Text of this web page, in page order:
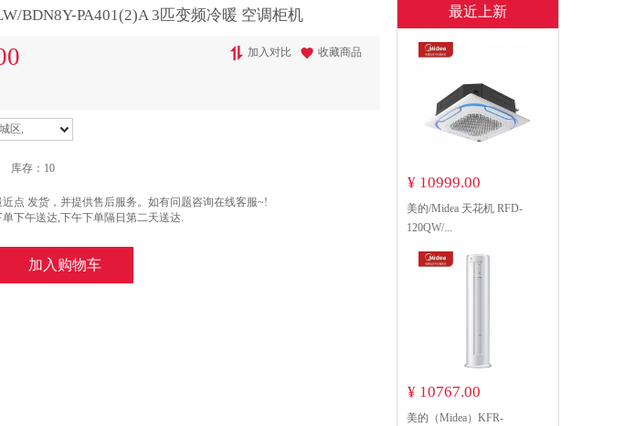
BDN8Y-PA401(2)A 3匹变频冷暖 空调柜机
收藏商品
加入对比
区,
库存： 10
点 发货，并提供售后服务。如有问题咨询在线客服~!
单下午送达,下午下单隔日第二天送达.
加入购物车
最近上新
¥ 10999.00
美的/Midea 天花机 RFD-
120QW/...
¥ 10767.00
美的（Midea）KFR-